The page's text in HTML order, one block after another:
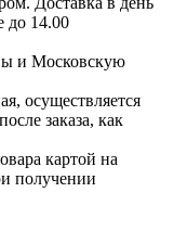
до 14.00
и Московскую
осуществляется
заказа, как
картой на
получении